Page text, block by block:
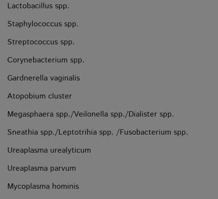
Lactobacillus spp.
Staphylococcus spp.
Streptococcus spp.
Corynebacterium spp.
Gardnerella vaginalis
Atopobium cluster
Megasphaera spp./Veilonella spp./Dialister spp.
Sneathia spp./Leptotrihia spp. /Fusobacterium spp.
Ureaplasma urealyticum
Ureaplasma parvum
Mycoplasma hominis